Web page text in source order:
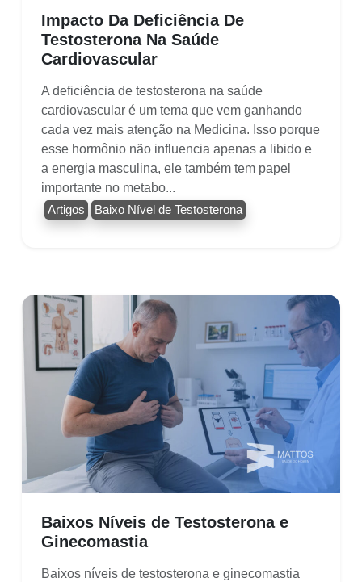
Impacto Da Deficiência De
Testosterona Na Saúde
Cardiovascular
A deficiência de testosterona na saúde
cardiovascular é um tema que vem ganhando
cada vez mais atenção na Medicina. Isso porque
esse hormônio não influencia apenas a libido e
a energia masculina, ele também tem papel
importante no metabo...
Artigos Baixo Nível de Testosterona
Baixos Níveis de Testosterona e
Ginecomastia
Baixos níveis de testosterona e ginecomastia